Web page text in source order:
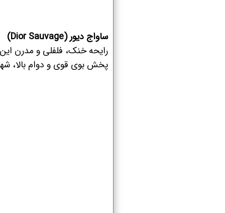
ساواج دیور (Dior Sauvage)
رایحه خنک، فلفلی و مدرن
پخش بوی قوی و دوام بالا،